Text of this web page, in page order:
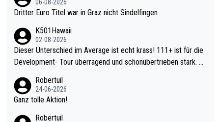
06-08-2026
Dritter Euro Titel war in Graz nicht Sindelfingen
K501Hawaii
02-08-2026
Dieser Unterschied im Average ist echt krass! 111+ ist für die
Development- Tour überragend und schonübertrieben stark. U
mal 40+ erst recht. Da gewinnst keinen Blumentopf - ist ja noc
h krasser wie ein Pokalspiel eines Kreisligisten vs einem Bund
Robertuil
24-06-2026
Ganz tolle Aktion!
Robertuil